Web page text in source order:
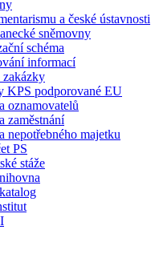
a české ústavnosti
sněmovny
schéma
informací
zakázky
KPS podporované EU
oznamovatelů
zaměstnání
nepotřebného majetku
PS
stáže